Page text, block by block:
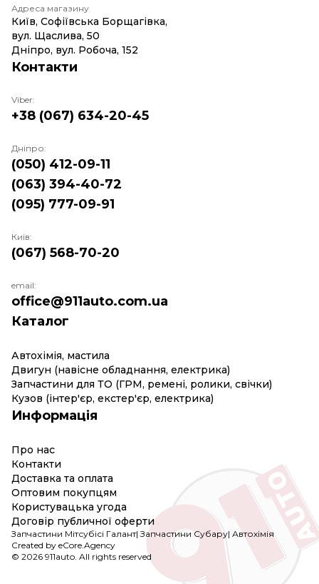
Адреса магазину
Київ, Софіївська Борщагівка,
вул. Щаслива, 50
Дніпро, вул. Робоча, 152
Каталог
Автохімія, мастила
Двигун (навісне обладнання, електрика)
Запчастини для ТО (ГРМ, ремені, ролики, свічки)
Кузов (інтер'єр, екстер'єр, електрика)
Информація
Про нас
Контакти
Доставка та оплата
Оптовим покупцям
Користувацька угода
Договір публичної оферти
Контакти
Viber:
+38 (067) 634-20-45
Дніпро:
(050) 412-09-11
(063) 394-40-72
(095) 777-09-91
Київ:
(067) 568-70-20
email:
office@911auto.com.ua
Created by eCore.Agency
Запчастини Мітсубісі Галант|Запчастини Субару| Автохімія
© 2026 911auto. All rights reserved